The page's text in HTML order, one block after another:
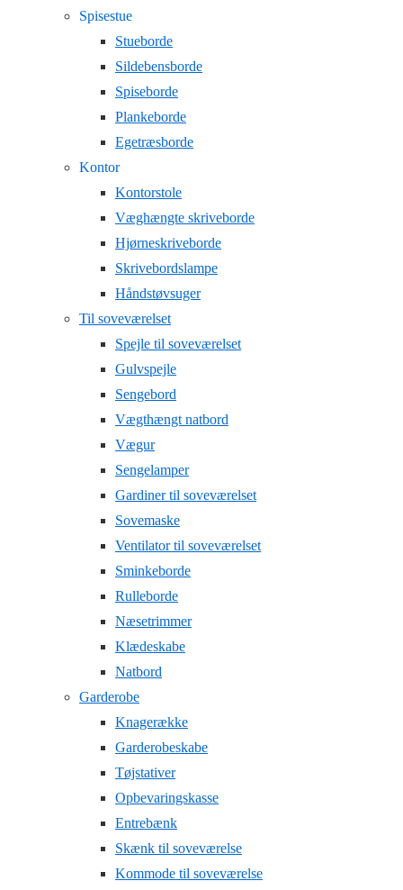
Spisestue
Stueborde
Sildebensborde
Spiseborde
Plankeborde
Egetræsborde
Kontor
Kontorstole
Væghængte skriveborde
Hjørneskriveborde
Skrivebordslampe
Håndstøvsuger
Til soveværelset
Spejle til soveværelset
Gulvspejle
Sengebord
Vægthængt natbord
Vægur
Sengelamper
Gardiner til soveværelset
Sovemaske
Ventilator til soveværelset
Sminkeborde
Rulleborde
Næsetrimmer
Klædeskabe
Natbord
Garderobe
Knagerække
Garderobeskabe
Tøjstativer
Opbevaringskasse
Entrebænk
Skænk til soveværelse
Kommode til soveværelse